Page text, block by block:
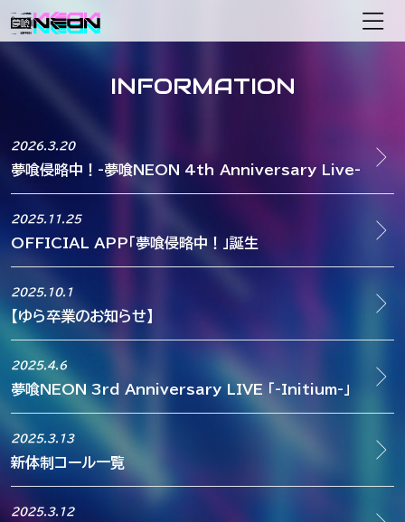
メインナビゲーション
INFORMATION
2026.3.20
夢喰侵略中！-夢喰NEON 4th Anniversary Live-
2025.11.25
OFFICIAL APP「夢喰侵略中！」誕生
2025.10.1
【ゆら卒業のお知らせ】
2025.4.6
夢喰NEON 3rd Anniversary LIVE 「-Initium-」
2025.3.13
新体制コール一覧
2025.3.12